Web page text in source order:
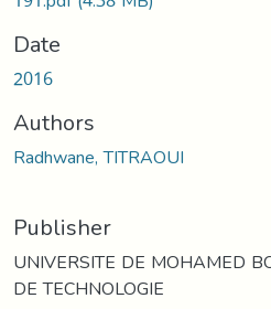
Date
2016
Authors
Radhwane, TITRAOUI
Publisher
UNIVERSITE DE MOHAMED
DE TECHNOLOGIE